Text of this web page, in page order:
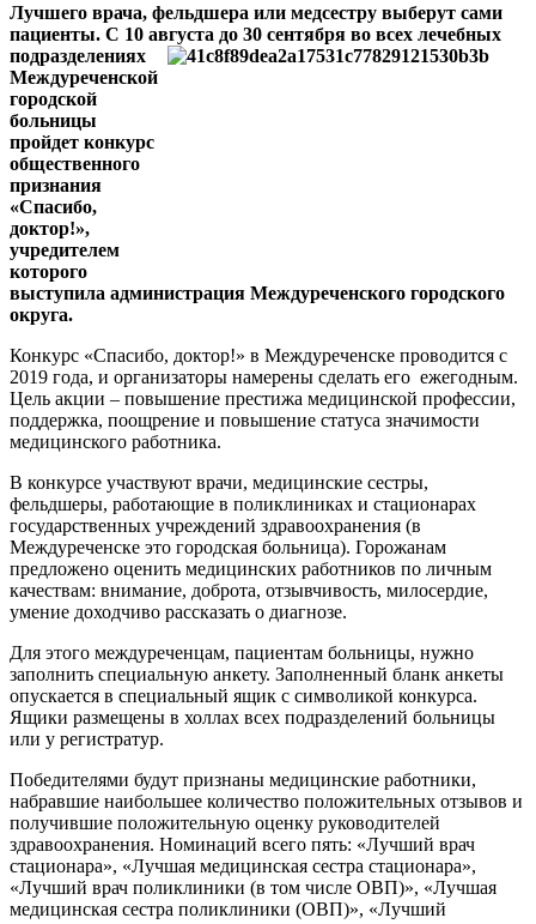
Лучшего врача, фельдшера или медсестру выберут сами
пациенты. С 10 августа до 30 сентября во всех лечебных
подразделениях
Междуреченской
городской
больницы
пройдет конкурс
общественного
признания
«Спасибо,
доктор!»,
учредителем
которого
выступила администрация Междуреченского городского
округа.
Конкурс «Спасибо, доктор!» в Междуреченске проводится с
2019 года, и организаторы намерены сделать его ежегодным.
Цель акции – повышение престижа медицинской профессии,
поддержка, поощрение и повышение статуса значимости
медицинского работника.
В конкурсе участвуют врачи, медицинские сестры,
фельдшеры, работающие в поликлиниках и стационарах
государственных учреждений здравоохранения (в
Междуреченске это городская больница). Горожанам
предложено оценить медицинских работников по личным
качествам: внимание, доброта, отзывчивость, милосердие,
умение доходчиво рассказать о диагнозе.
Для этого междуреченцам, пациентам больницы, нужно
заполнить специальную анкету. Заполненный бланк анкеты
опускается в специальный ящик с символикой конкурса.
Ящики размещены в холлах всех подразделений больницы
или у регистратур.
Победителями будут признаны медицинские работники,
набравшие наибольшее количество положительных отзывов и
получившие положительную оценку руководителей
здравоохранения. Номинаций всего пять: «Лучший врач
стационара», «Лучшая медицинская сестра стационара»,
«Лучший врач поликлиники (в том числе ОВП)», «Лучшая
медицинская сестра поликлиники (ОВП)», «Лучший